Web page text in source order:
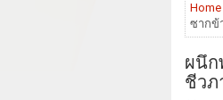
Home
ซากข้
ผนึก
ชีวภ